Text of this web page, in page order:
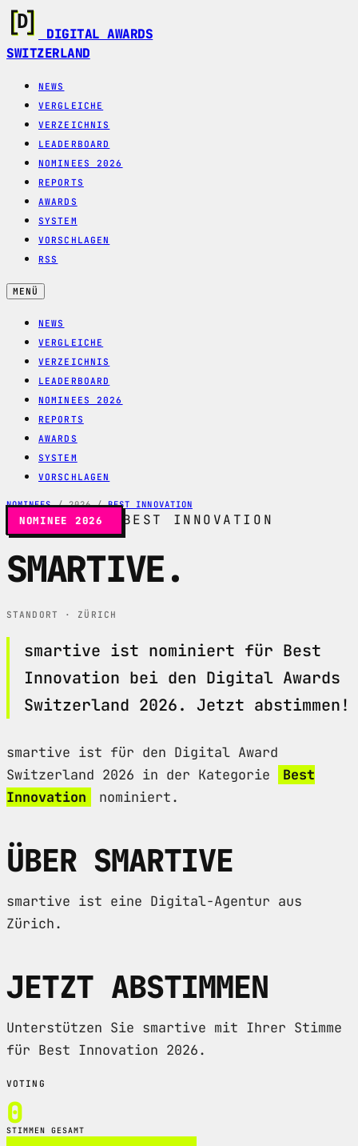
DIGITAL AWARDS
SWITZERLAND
NEWS
VERGLEICHE
VERZEICHNIS
LEADERBOARD
NOMINEES 2026
REPORTS
AWARDS
SYSTEM
VORSCHLAGEN
RSS
MENÜ
NEWS
VERGLEICHE
VERZEICHNIS
LEADERBOARD
NOMINEES 2026
REPORTS
AWARDS
SYSTEM
VORSCHLAGEN
NOMINEES / 2026 / BEST INNOVATION
NOMINEE 2026 BEST INNOVATION
SMARTIVE.
STANDORT · ZÜRICH
smartive ist nominiert für Best
Innovation bei den Digital Awards
Switzerland 2026. Jetzt abstimmen!
smartive ist für den Digital Award
Switzerland 2026 in der Kategorie
Best
Innovation
nominiert.
ÜBER SMARTIVE
smartive ist eine Digital-Agentur aus
Zürich.
JETZT ABSTIMMEN
Unterstützen Sie smartive mit Ihrer Stimme
für Best Innovation 2026.
VOTING
0
STIMMEN GESAMT